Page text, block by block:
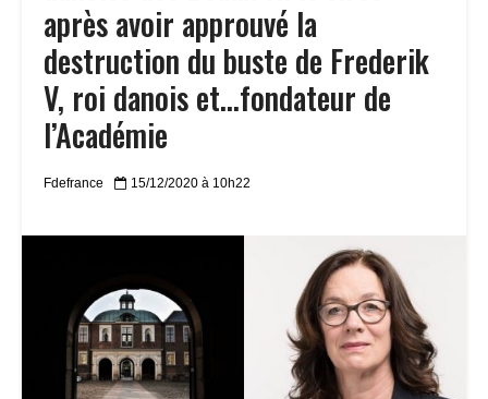
après avoir approuvé la
destruction du buste de Frederik
V, roi danois et…fondateur de
l’Académie
Fdefrance 15/12/2020 à 10h22